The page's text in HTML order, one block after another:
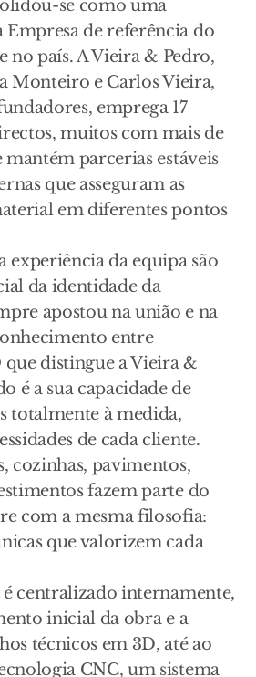
se como uma
Empresa de referência do
no país. A Vieira & Pedro,
Monteiro e Carlos Vieira,
emprega 17
muitos com mais de
mantém parcerias estáveis
que asseguram as
em diferentes pontos
experiência da equipa são
da identidade da
apostou na união e na
entre
distingue a Vieira &
é a sua capacidade de
totalmente à medida,
de cada cliente.
cozinhas, pavimentos,
fazem parte do
com a mesma filosofia:
que valorizem cada
centralizado internamente,
inicial da obra e a
técnicos em 3D, até ao
CNC, um sistema